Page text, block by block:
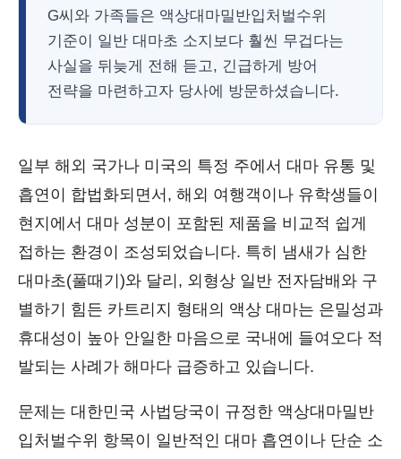
G씨와 가족들은 액상대마밀반입처벌수위
기준이 일반 대마초 소지보다 훨씬 무겁다는
사실을 뒤늦게 전해 듣고, 긴급하게 방어
전략을 마련하고자 당사에 방문하셨습니다.
일부 해외 국가나 미국의 특정 주에서 대마 유통 및
흡연이 합법화되면서, 해외 여행객이나 유학생들이
현지에서 대마 성분이 포함된 제품을 비교적 쉽게
접하는 환경이 조성되었습니다. 특히 냄새가 심한
대마초(풀때기)와 달리, 외형상 일반 전자담배와 구
별하기 힘든 카트리지 형태의 액상 대마는 은밀성과
휴대성이 높아 안일한 마음으로 국내에 들여오다 적
발되는 사례가 해마다 급증하고 있습니다.
문제는 대한민국 사법당국이 규정한 액상대마밀반
입처벌수위 항목이 일반적인 대마 흡연이나 단순 소